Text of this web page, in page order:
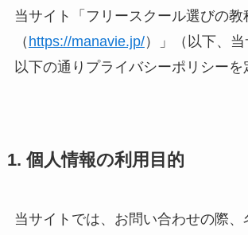
当サイト「フリースクール選びの教
（ https://manavie.jp/）」（以下、当
以下の通りプライバシーポリシーを
1. 個人情報の利用目的
当サイトでは、お問い合わせの際、